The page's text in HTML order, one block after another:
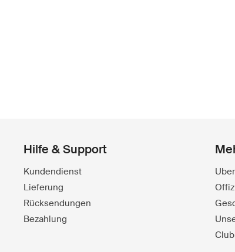
Hilfe & Support
Kundendienst
Lieferung
Rücksendungen
Bezahlung